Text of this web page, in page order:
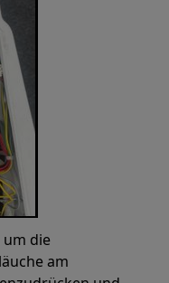
um die
am